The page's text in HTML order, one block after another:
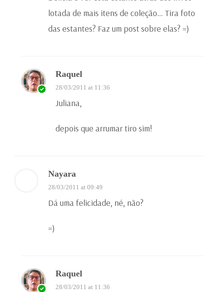
lotada de mais itens de coleção… Tira foto
das estantes? Faz um post sobre elas? =)
Raquel
28/03/2011 at 11:36
Juliana,
depois que arrumar tiro sim!
Nayara
28/03/2011 at 09:49
Dá uma felicidade, né, não?
=)
Raquel
28/03/2011 at 11:36